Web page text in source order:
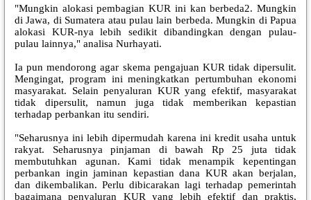
"Mungkin alokasi pembagian KUR ini kan berbeda2. Mungkin
di Jawa, di Sumatera atau pulau lain berbeda. Mungkin di Papua
alokasi KUR-nya lebih sedikit dibandingkan dengan pulau-
pulau lainnya," analisa Nurhayati.
Ia pun mendorong agar skema pengajuan KUR tidak dipersulit.
Mengingat, program ini meningkatkan pertumbuhan ekonomi
masyarakat. Selain penyaluran KUR yang efektif, masyarakat
tidak dipersulit, namun juga tidak memberikan kepastian
terhadap perbankan itu sendiri.
"Seharusnya ini lebih dipermudah karena ini kredit usaha untuk
rakyat. Seharusnya pinjaman di bawah Rp 25 juta tidak
membutuhkan agunan. Kami tidak menampik kepentingan
perbankan ingin jaminan kepastian dana KUR akan berjalan,
dan dikembalikan. Perlu dibicarakan lagi terhadap pemerintah
bagaimana penyaluran KUR yang lebih efektif dan praktis,